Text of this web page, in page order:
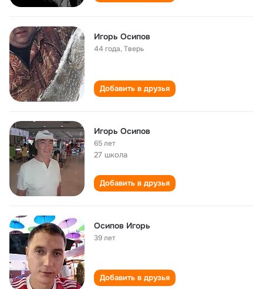
Игорь Осипов
44 года,Тверь
Добавить в друзья
Игорь Осипов
65 лет
27 школа
Добавить в друзья
Осипов Игорь
39 лет
Добавить в друзья